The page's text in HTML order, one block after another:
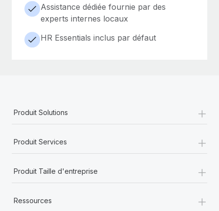
Assistance dédiée fournie par des
experts internes locaux
HR Essentials inclus par défaut
Produit Solutions +
Produit Services +
Produit Taille d'entreprise +
Ressources +